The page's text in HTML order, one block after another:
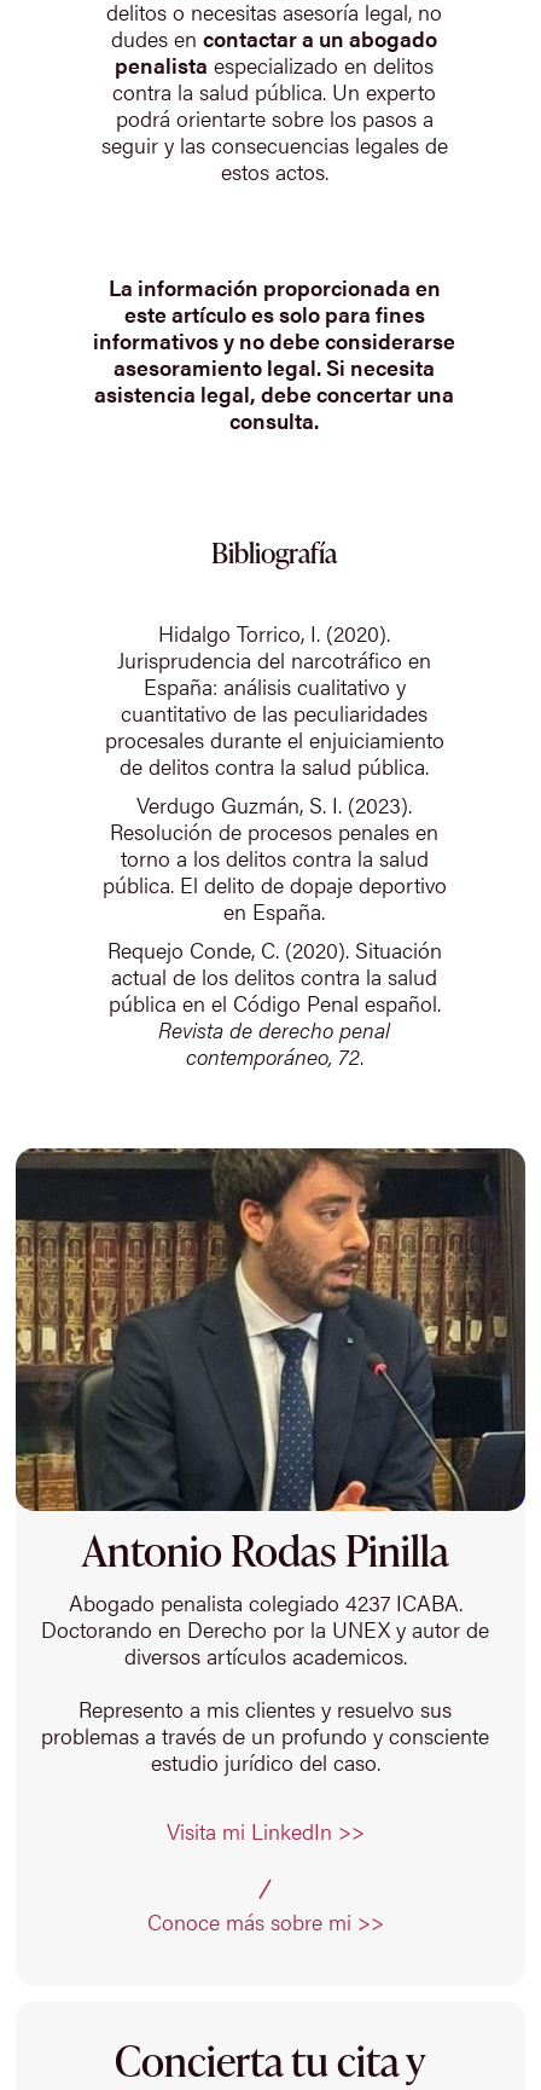
delitos o necesitas asesoría legal, no
dudes encontactar a un abogado
penalista especializado en delitos
contra la salud pública. Un experto
podrá orientarte sobre los pasos a
seguir y las consecuencias legales de
estos actos.
La información proporcionada en
este artículo es solo para fines
informativos y no debe considerarse
asesoramiento legal. Si necesita
asistencia legal, debe concertar una
consulta.
Bibliografía
Hidalgo Torrico, I. (2020).
Jurisprudencia del narcotráfico en
España: análisis cualitativo y
cuantitativo de las peculiaridades
procesales durante el enjuiciamiento
de delitos contra la salud pública.
Verdugo Guzmán, S. I. (2023).
Resolución de procesos penales en
torno a los delitos contra la salud
pública. El delito de dopaje deportivo
en España.
Requejo Conde, C. (2020). Situación
actual de los delitos contra la salud
pública en el Código Penal español.
Revista de derecho penal
contemporáneo, 72.
Antonio Rodas Pinilla
Abogado penalista colegiado 4237 ICABA.
Doctorando en Derecho por la UNEX y autor de
diversos artículos academicos.
Represento a mis clientes y resuelvo sus
problemas a través de un profundo y consciente
estudio jurídico del caso.
Visita mi LinkedIn >>
Conoce más sobre mi >>
Concierta tu cita y